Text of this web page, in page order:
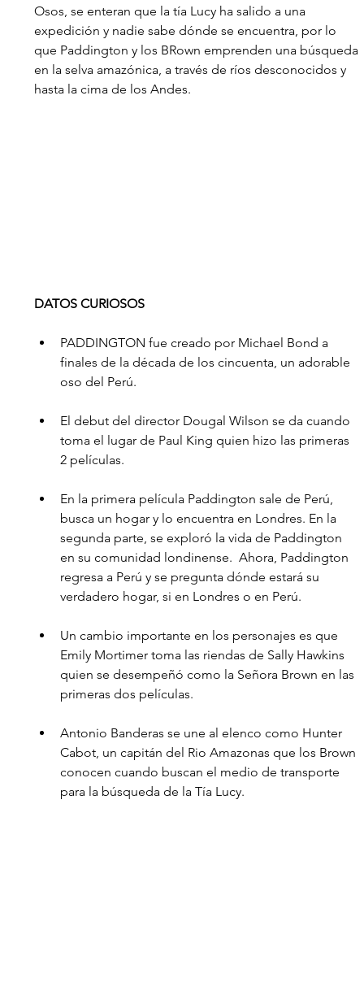
Osos, se enteran que la tía Lucy ha salido a una
expedición y nadie sabe dónde se encuentra, por lo
que Paddington y los BRown emprenden una búsqueda
en la selva amazónica, a través de ríos desconocidos y
hasta la cima de los Andes.
DATOS CURIOSOS
PADDINGTON fue creado por Michael Bond a
finales de la década de los cincuenta, un adorable
oso del Perú.
El debut del director Dougal Wilson se da cuando
toma el lugar de Paul King quien hizo las primeras
2 películas.
En la primera película Paddington sale de Perú,
busca un hogar y lo encuentra en Londres. En la
segunda parte, se exploró la vida de Paddington
en su comunidad londinense.  Ahora, Paddington
regresa a Perú y se pregunta dónde estará su
verdadero hogar, si en Londres o en Perú.
Un cambio importante en los personajes es que
Emily Mortimer toma las riendas de Sally Hawkins
quien se desempeñó como la Señora Brown en las
primeras dos películas.
Antonio Banderas se une al elenco como Hunter
Cabot, un capitán del Rio Amazonas que los Brown
conocen cuando buscan el medio de transporte
para la búsqueda de la Tía Lucy.